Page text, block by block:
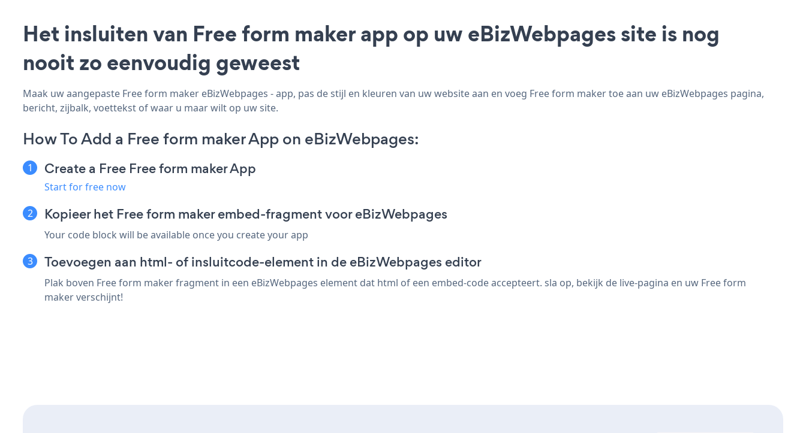
Het insluiten van Free form maker app op uw eBizWebpages site is nog
nooit zo eenvoudig geweest
Maak uw aangepaste Free form maker eBizWebpages - app, pas de stijl en kleuren van uw website aan en voeg Free form maker toe aan uw eBizWebpages pagina,
bericht, zijbalk, voettekst of waar u maar wilt op uw site.
How To Add a Free form maker App on eBizWebpages:
Create a Free Free form maker App
Start for free now
Kopieer het Free form maker embed-fragment voor eBizWebpages
Your code block will be available once you create your app
Toevoegen aan html- of insluitcode-element in de eBizWebpages editor
Plak boven Free form maker fragment in een eBizWebpages element dat html of een embed-code accepteert. sla op, bekijk de live-pagina en uw Free form
maker verschijnt!